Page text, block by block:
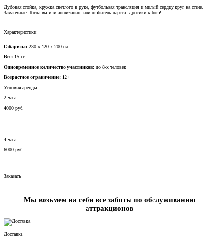
Дубовая стойка, кружка светлого в руке, футбольная трансляция и милый сердцу круг на стене.
Заманчиво? Тогда вы или англичанин, или любитель дартса. Дротики к бою!
Характеристики
Габариты: 230 х 120 х 200 см
Вес: 15 кг.
Одновременное количество участников: до 8-х человек
Возрастное ограничение: 12+
Условия аренды
2 часа
4000 руб.
4 часа
6000 руб.
Заказать
Мы возьмем на себя все заботы по обслуживанию
аттракционов
Доставка